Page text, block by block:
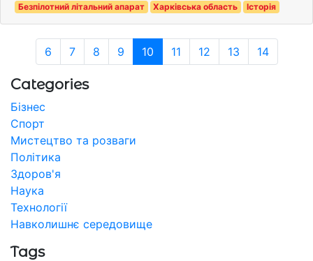
Безпілотний літальний апарат Харківська область Історія
6 7 8 9 10 11 12 13 14
Categories
Бізнес
Спорт
Мистецтво та розваги
Політика
Здоров'я
Наука
Технології
Навколишнє середовище
Tags